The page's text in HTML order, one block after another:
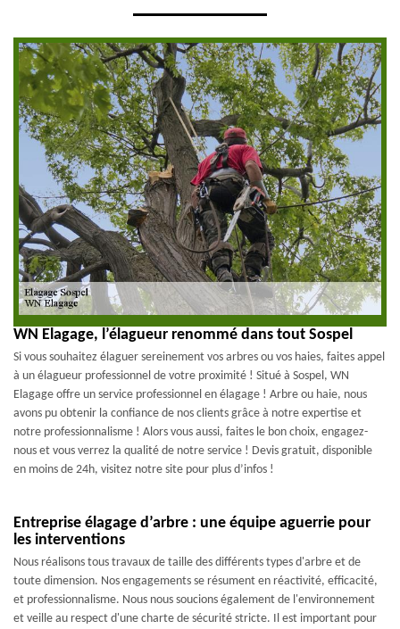
WN Elagage, l’élagueur renommé dans tout Sospel
Si vous souhaitez élaguer sereinement vos arbres ou vos haies, faites appel
à un élagueur professionnel de votre proximité ! Situé à Sospel, WN
Elagage offre un service professionnel en élagage ! Arbre ou haie, nous
avons pu obtenir la confiance de nos clients grâce à notre expertise et
notre professionnalisme ! Alors vous aussi, faites le bon choix, engagez-
nous et vous verrez la qualité de notre service ! Devis gratuit, disponible
en moins de 24h, visitez notre site pour plus d’infos !
Entreprise élagage d’arbre : une équipe aguerrie pour
les interventions
Nous réalisons tous travaux de taille des différents types d'arbre et de
toute dimension. Nos engagements se résument en réactivité, efficacité,
et professionnalisme. Nous nous soucions également de l'environnement
et veille au respect d'une charte de sécurité stricte. Il est important pour